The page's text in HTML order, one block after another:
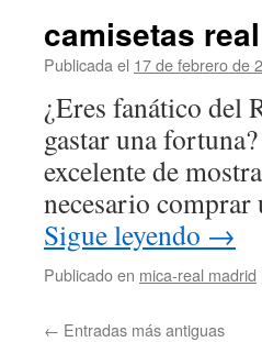
camisetas
Publicada el 17 de febrero de
¿Eres fanático del
gastar una
excelente de
necesario
Sigue leyendo →
Publicado en mica-real madrid
← Entradas más antiguas